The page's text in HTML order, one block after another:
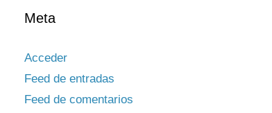
Meta
Acceder
Feed de entradas
Feed de comentarios